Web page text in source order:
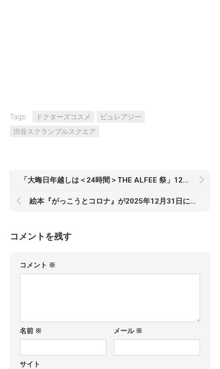
Tags: ドクターズコスメ
ピュレアジー
渋谷スクランブルスクエア
「大晦日年越しは＜24時間＞THE ALFEE 祭」12月31日・1月1日放送！CS衛星劇場
絵本『がっこうとコロナ』が2025年12月31日に発売
コメントを残す
コメント ※
名前 ※ メール ※
サイト